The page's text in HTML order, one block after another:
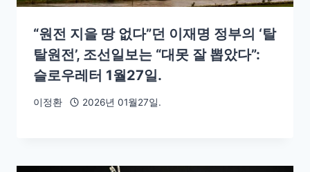
“원전 지을 땅 없다”던 이재명 정부의 ‘탈
탈원전’, 조선일보는 “대못 잘 뽑았다”:
슬로우레터 1월27일.
이정환 2026년 01월27일.